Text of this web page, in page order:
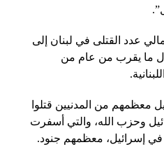
عدد القتلى في لبنان إلى
خلال ما يقرب من عام من
هذا العدد عدد 1200 قتيل معظمهم من المدنيين قتلوا
2006 بين إسرائيل وحزب الله، والتي أسفرت